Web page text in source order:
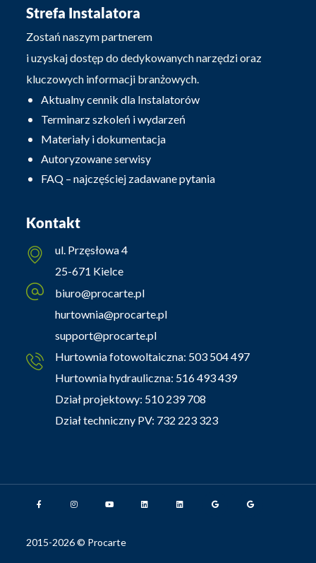
Strefa Instalatora
Zostań naszym partnerem
i uzyskaj dostęp do dedykowanych narzędzi oraz
kluczowych informacji branżowych.
Aktualny cennik dla Instalatorów
Terminarz szkoleń i wydarzeń
Materiały i dokumentacja
Autoryzowane serwisy
FAQ – najczęściej zadawane pytania
Kontakt
ul. Przęsłowa 4
25-671 Kielce
biuro@procarte.pl
hurtownia@procarte.pl
support@procarte.pl
Hurtownia fotowoltaiczna: 503 504 497
Hurtownia hydrauliczna: 516 493 439
Dział projektowy: 510 239 708
Dział techniczny PV: 732 223 323
2015-2026 © Procarte